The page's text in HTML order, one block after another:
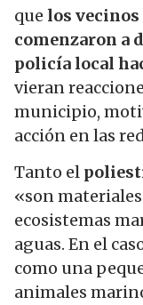
que los vecinos
comenzaron a
policía local
vieran
municipio,
acción en las
Tanto el
«son
ecosistemas
aguas. En el
como una
animales